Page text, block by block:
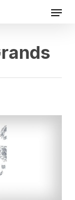
Menu